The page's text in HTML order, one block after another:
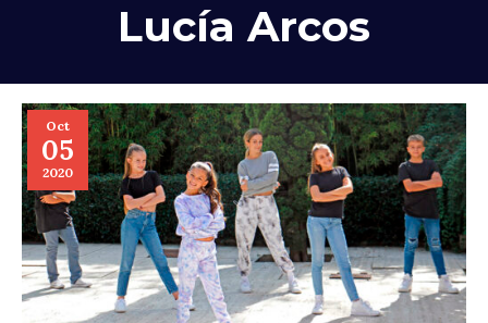
Lucía Arcos
Oct
05
2020